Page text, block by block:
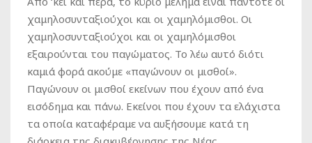
χαμηλοσυνταξιούχοι και οι χαμηλόμισθοι. Οι
χαμηλοσυνταξιούχοι και οι χαμηλόμισθοι
εξαιρούνται του παγώματος. Το λέω αυτό διότι
καμιά φορά ακούμε «παγώνουν οι μισθοί».
Παγώνουν οι μισθοί εκείνων που έχουν από ένα
εισόδημα και πάνω. Εκείνοι που έχουν τα ελάχιστα
τα οποία καταφέραμε να αυξήσουμε κατά τη